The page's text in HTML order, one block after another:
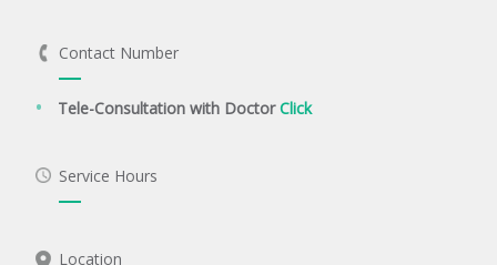
Contact Number
Tele-Consultation with DoctorClick
Service Hours
Location